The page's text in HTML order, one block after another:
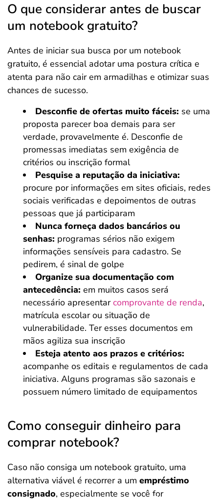
O que considerar antes de buscar
um notebook gratuito?
Antes de iniciar sua busca por um notebook
gratuito, é essencial adotar uma postura crítica e
atenta para não cair em armadilhas e otimizar suas
chances de sucesso.
Desconfie de ofertas muito fáceis: se uma
proposta parecer boa demais para ser
verdade, provavelmente é. Desconfie de
promessas imediatas sem exigência de
critérios ou inscrição formal
Pesquise a reputação da iniciativa:
procure por informações em sites oficiais, redes
sociais verificadas e depoimentos de outras
pessoas que já participaram
Nunca forneça dados bancários ou
senhas: programas sérios não exigem
informações sensíveis para cadastro. Se
pedirem, é sinal de golpe
Organize sua documentação com
antecedência: em muitos casos será
necessário apresentarcomprovante de renda,
matrícula escolar ou situação de
vulnerabilidade. Ter esses documentos em
mãos agiliza sua inscrição
Esteja atento aos prazos e critérios:
acompanhe os editais e regulamentos de cada
iniciativa. Alguns programas são sazonais e
possuem número limitado de equipamentos
Como conseguir dinheiro para
comprar notebook?
Caso não consiga um notebook gratuito, uma
alternativa viável é recorrer a um empréstimo
consignado, especialmente se você for